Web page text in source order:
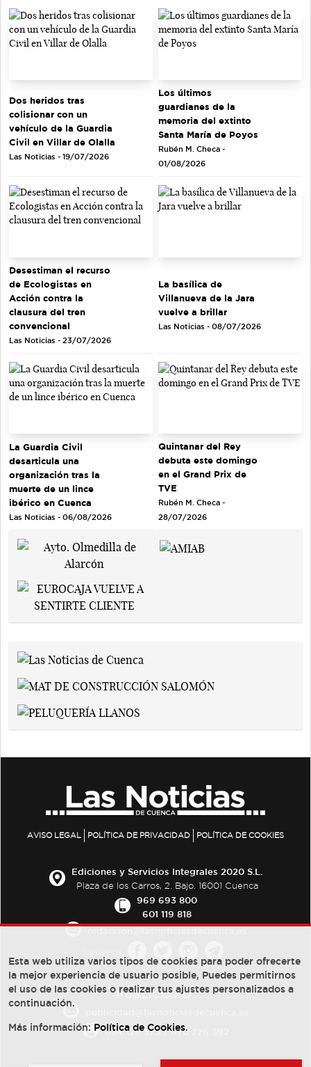
Dos heridos tras
colisionar con un
vehículo de la Guardia
Civil en Villar de Olalla
Las Noticias - 19/07/2026
Los últimos
guardianes de la
memoria del extinto
Santa María de Poyos
Rubén M. Checa -
01/08/2026
Desestiman el recurso
de Ecologistas en
Acción contra la
clausura del tren
convencional
Las Noticias - 23/07/2026
La basílica de
Villanueva de la Jara
vuelve a brillar
Las Noticias - 08/07/2026
La Guardia Civil
desarticula una
organización tras la
muerte de un lince
ibérico en Cuenca
Las Noticias - 06/08/2026
Quintanar del Rey
debuta este domingo
en el Grand Prix de
TVE
Rubén M. Checa -
28/07/2026
AVISO LEGAL POLÍTICA DE PRIVACIDAD POLÍTICA DE COOKIES
Ediciones y Servicios Integrales 2020 S.L.
Plaza de los Carros, 2. Bajo. 16001 Cuenca
969 693 800
601 119 818
PUBLICIDAD:
684 126 573/670 726 392
Esta web utiliza varios tipos de cookies para poder ofrecerte
la mejor experiencia de usuario posible, Puedes permitirnos
el uso de las cookies o realizar tus ajustes personalizados a
continuación.
Más información: Política de Cookies.